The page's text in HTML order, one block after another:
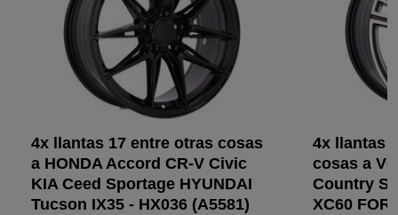
4x llantas 17 entre otras cosas
a HONDA Accord CR-V Civic
KIA Ceed Sportage HYUNDAI
Tucson IX35 - HX036 (A5581)
4x llantas
cosas a
Country
XC60